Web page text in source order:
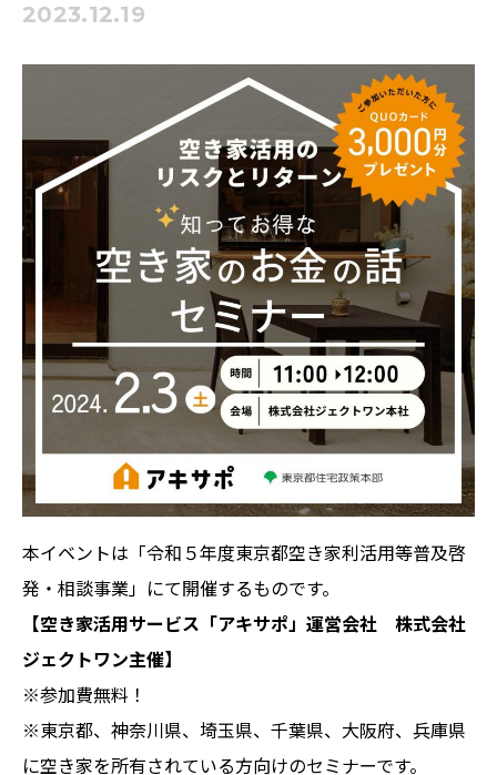
2023.12.19
本イベントは「令和５年度東京都空き家利活用等普及啓
発・相談事業」にて開催するものです。
【空き家活用サービス「アキサポ」運営会社 株式会社
ジェクトワン主催】
※参加費無料！
※東京都、神奈川県、埼玉県、千葉県、大阪府、兵庫県
に空き家を所有されている方向けのセミナーです。